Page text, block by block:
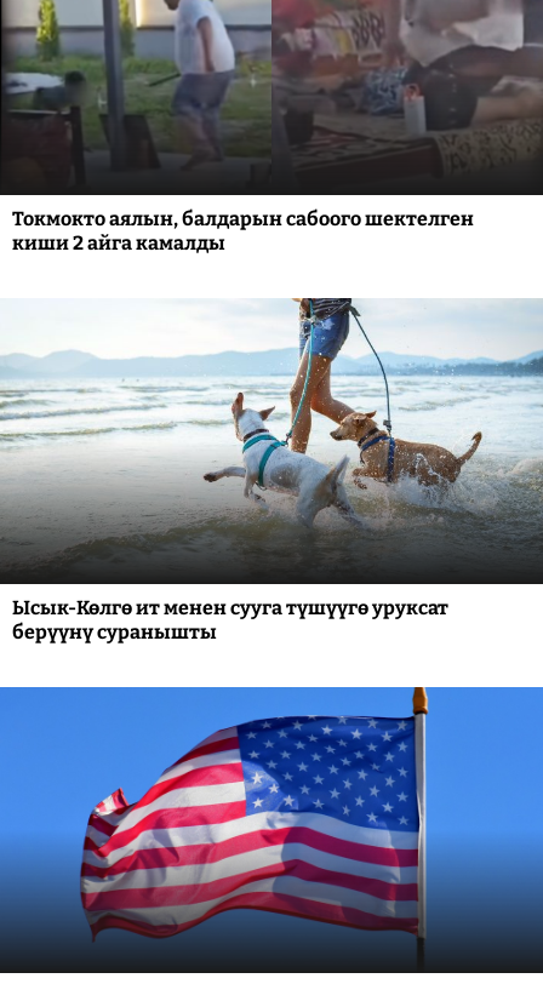
Токмокто аялын, балдарын сабоого шектелген
киши 2 айга камалды
Ысык-Көлгө ит менен сууга түшүүгө уруксат
берүүнү суранышты